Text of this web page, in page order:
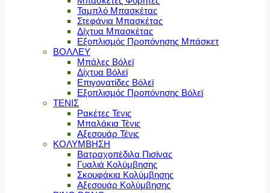
Ταμπλό Μπασκέτας
Στεφάνια Μπασκέτας
Δίχτυα Μπασκέτας
Εξοπλισμός Προπόνησης Μπάσκετ
ΒΟΛΛΕΥ
Μπάλες Βόλεϊ
Δίχτυα Βόλεϊ
Επιγονατίδες Βόλεϊ
Εξοπλισμός Προπόνησης Βόλεϊ
ΤΕΝΙΣ
Ρακέτες Τενις
Μπαλάκια Τένις
Αξεσουάρ Τένις
ΚΟΛΥΜΒΗΣΗ
Βατραχοπέδιλα Πισίνας
Γυαλιά Κολύμβησης
Σκουφάκια Κολύμβησης
Αξεσουάρ Κολύμβησης